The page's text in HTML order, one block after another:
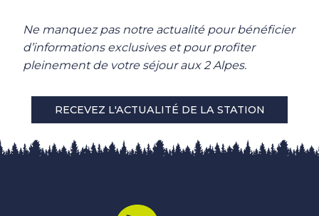
Ne manquez pas notre actualité pour bénéficier
d’informations exclusives et pour profiter
pleinement de votre séjour aux 2 Alpes.
RECEVEZ L'ACTUALITÉ DE LA STATION